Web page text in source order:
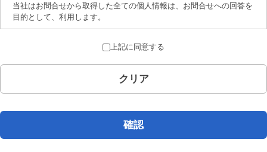
当社はお問合せから取得した全ての個人情報は、お問合せへの回答を
目的として、利用します。
取得した個人情報は、法律上許されている場合を除き、ご本人の了解
を得ることなく第三者に提供することはありません。
個人情報の取扱いの委託について
開示対象個人情報の開示等および問合せ窓口について
ご本人からの求めにより、当社が保有する開示対象個人情報の、利用
上記に同意する
クリア
確認